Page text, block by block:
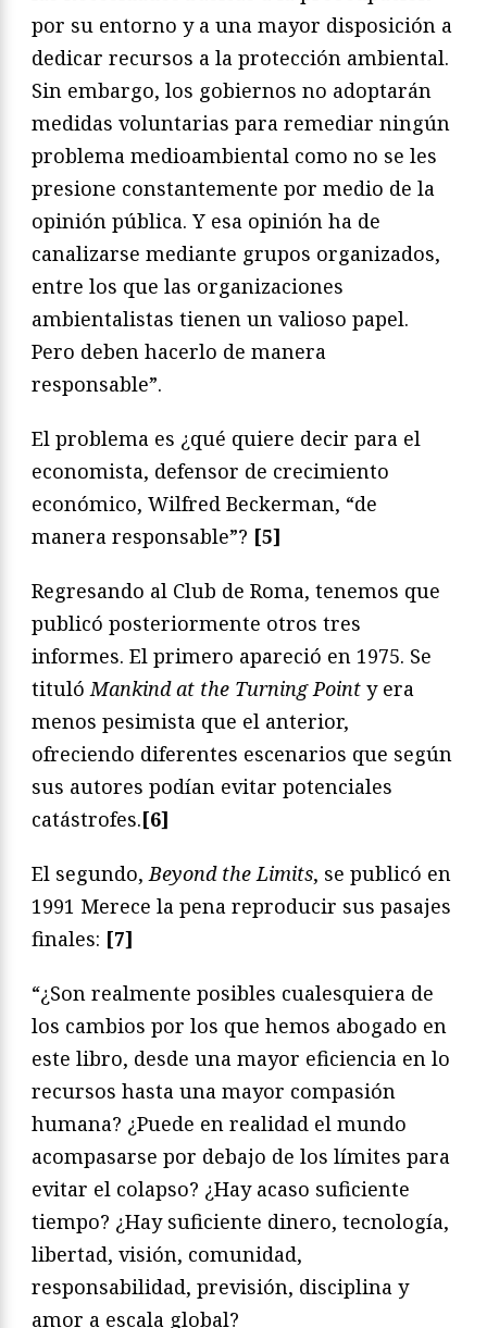
por su entorno y a una mayor disposición a
dedicar recursos a la protección ambiental.
Sin embargo, los gobiernos no adoptarán
medidas voluntarias para remediar ningún
problema medioambiental como no se les
presione constantemente por medio de la
opinión pública. Y esa opinión ha de
canalizarse mediante grupos organizados,
entre los que las organizaciones
ambientalistas tienen un valioso papel.
Pero deben hacerlo de manera
responsable”.
El problema es ¿qué quiere decir para el
economista, defensor de crecimiento
económico, Wilfred Beckerman, “de
manera responsable”? [5]
Regresando al Club de Roma, tenemos que
publicó posteriormente otros tres
informes. El primero apareció en 1975. Se
titulóMankind at the Turning Point y era
menos pesimista que el anterior,
ofreciendo diferentes escenarios que según
sus autores podían evitar potenciales
catástrofes.[6]
El segundo,Beyond the Limits, se publicó en
1991 Merece la pena reproducir sus pasajes
finales: [7]
“¿Son realmente posibles cualesquiera de
los cambios por los que hemos abogado en
este libro, desde una mayor eficiencia en lo
recursos hasta una mayor compasión
humana? ¿Puede en realidad el mundo
acompasarse por debajo de los límites para
evitar el colapso? ¿Hay acaso suficiente
tiempo? ¿Hay suficiente dinero, tecnología,
libertad, visión, comunidad,
responsabilidad, previsión, disciplina y
amor a escala global?